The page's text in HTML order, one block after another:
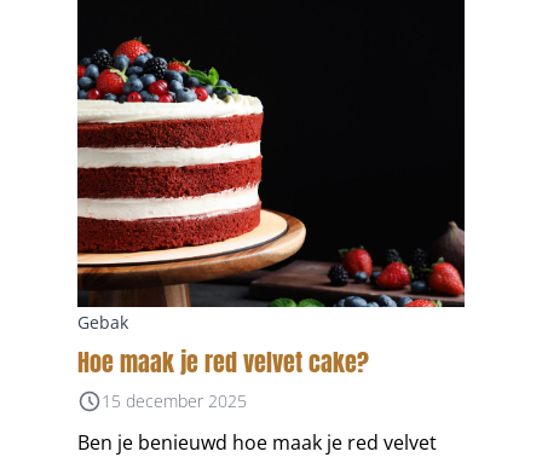
Gebak
Hoe maak je red velvet cake?
15 december 2025
Ben je benieuwd hoe maak je red velvet